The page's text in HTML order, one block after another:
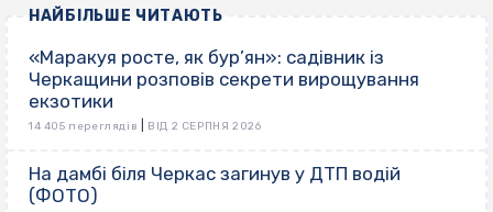
НАЙБІЛЬШЕ ЧИТАЮТЬ
«Маракуя росте, як бур’ян»: садівник із
Черкащини розповів секрети вирощування
екзотики
14 405 переглядів ВІД 2 СЕРПНЯ 2026
На дамбі біля Черкас загинув у ДТП водій
(ФОТО)